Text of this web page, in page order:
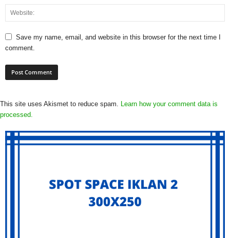
Save my name, email, and website in this browser for the next time I
comment.
This site uses Akismet to reduce spam. Learn how your comment data is
processed.